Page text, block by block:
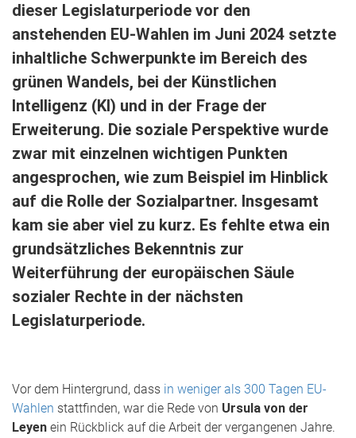
dieser Legislaturperiode vor den
anstehenden EU-Wahlen im Juni 2024 setzte
inhaltliche Schwerpunkte im Bereich des
grünen Wandels, bei der Künstlichen
Intelligenz (KI) und in der Frage der
Erweiterung. Die soziale Perspektive wurde
zwar mit einzelnen wichtigen Punkten
angesprochen, wie zum Beispiel im Hinblick
auf die Rolle der Sozialpartner. Insgesamt
kam sie aber viel zu kurz. Es fehlte etwa ein
grundsätzliches Bekenntnis zur
Weiterführung der europäischen Säule
sozialer Rechte in der nächsten
Legislaturperiode.
Vor dem Hintergrund, dass in weniger als 300 Tagen EU-
Wahlen stattfinden, war die Rede von Ursula von der
Leyen ein Rückblick auf die Arbeit der vergangenen Jahre.